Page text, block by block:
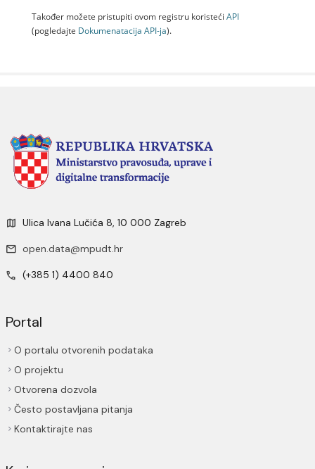
Također možete pristupiti ovom registru koristeći API
(pogledajte Dokumenаtаcijа API-jа).